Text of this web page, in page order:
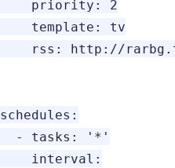
    priority: 2
    template: tv
rss: http://
schedules:
  - tasks: '*'
    interval: